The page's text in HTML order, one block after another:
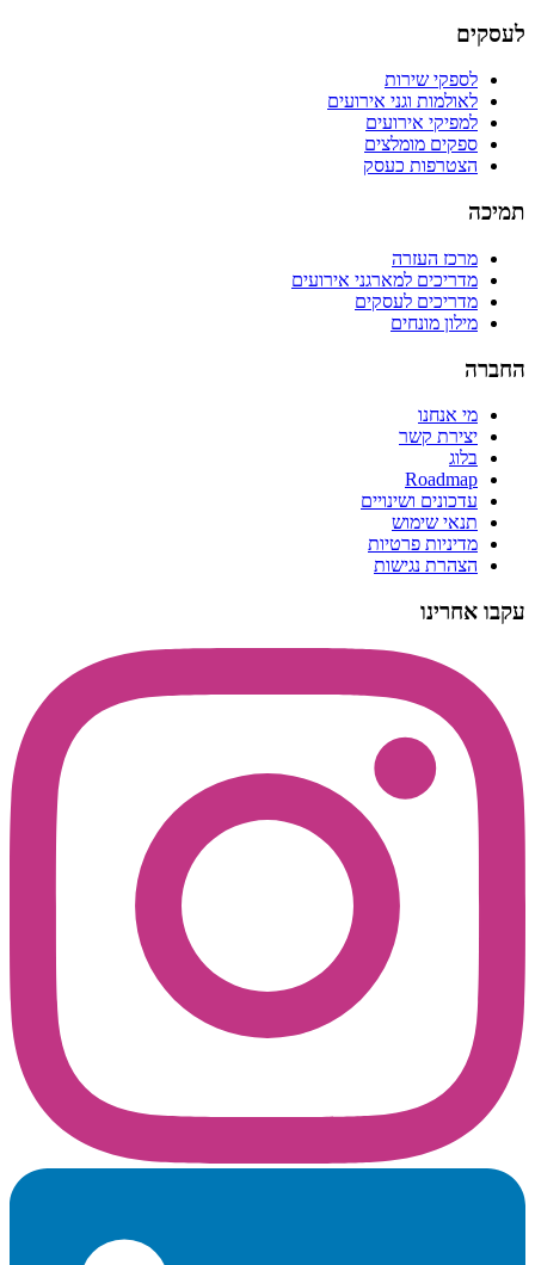
לעסקים
לספקי שירות
לאולמות וגני אירועים
למפיקי אירועים
ספקים מומלצים
הצטרפות כעסק
תמיכה
מרכז העזרה
מדריכים למארגני אירועים
מדריכים לעסקים
מילון מונחים
החברה
מי אנחנו
יצירת קשר
בלוג
Roadmap
עדכונים ושינויים
תנאי שימוש
מדיניות פרטיות
הצהרת נגישות
עקבו אחרינו